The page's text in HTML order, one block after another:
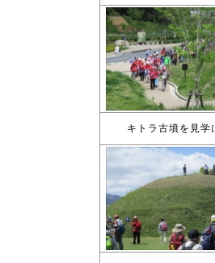
キトラ古墳を見学